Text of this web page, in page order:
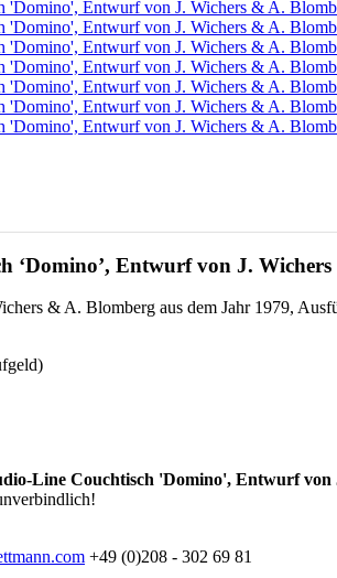
‘Domino’, Entwurf von J.
& A. Blomberg aus dem Jahr 1979,
Line Couchtisch 'Domino', Entwurf
+49 (0)208 - 302 69 81